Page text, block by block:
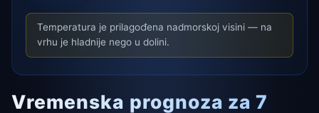
Temperatura je prilagođena nadmorskoj visini — na
vrhu je hladnije nego u dolini.
Vremenska prognoza za 7